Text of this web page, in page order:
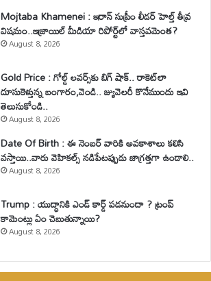
Mojtaba Khamenei : ఇరాన్ సుప్రీం లీడర్ హెల్త్ తీవ్ర
విషమం..ఇజ్రాయిల్ మీడియా రిపోర్ట్‌లో వాస్తవమెంత?
August 8, 2026
Gold Price : గోల్డ్ లవర్స్‌కు బిగ్ షాక్.. రాకెట్‌లా
దూసుకెళ్తున్న బంగారం,వెండి.. జ్యువెలరీ కొనేముందు ఇవి
తెలుసుకోండి..
August 8, 2026
Date Of Birth : ఈ నెంబర్ వారికి అవకాశాలు కలిసి
వస్తాయి..వారు వెహికల్స్ నడిపేటప్పుడు జాగ్రత్తగా ఉండాలి..
August 8, 2026
Trump : యుద్ధానికి ఎండ్ కార్డ్ పడనుందా ? ట్రంప్
కామెంట్లు ఏం చెబుతున్నాయి?
August 8, 2026